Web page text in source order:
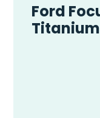
Ford
Titanium